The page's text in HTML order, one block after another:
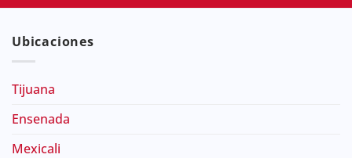
Ubicaciones
Tijuana
Ensenada
Mexicali